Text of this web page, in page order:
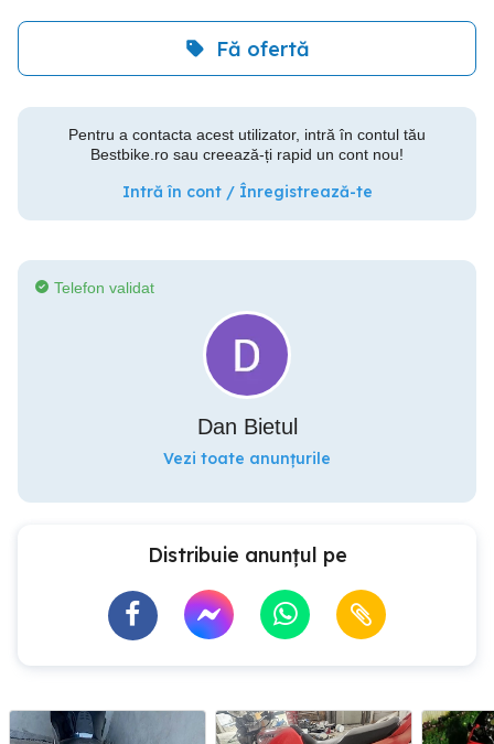
Fă ofertă
Pentru a contacta acest utilizator, intră în contul tău
Bestbike.ro sau creează-ți rapid un cont nou!
Intră în cont / Înregistrează-te
Telefon validat
Dan Bietul
Vezi toate anunțurile
Distribuie anunțul pe